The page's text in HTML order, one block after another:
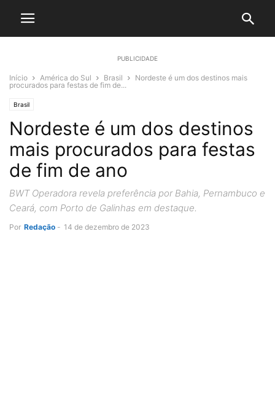
PUBLICIDADE
Início América do Sul Brasil
Nordeste é um dos destinos mais
procurados para festas de fim de...
Brasil
Nordeste é um dos destinos
mais procurados para festas
de fim de ano
BWT Operadora revela preferência por Bahia, Pernambuco e
Ceará, com Porto de Galinhas em destaque.
Por Redação - 14 de dezembro de 2023